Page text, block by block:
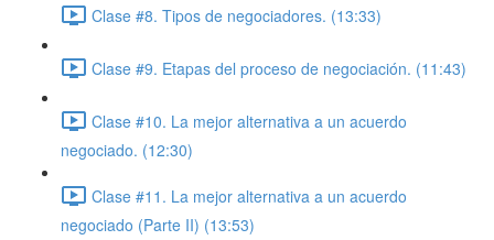
Clase #8. Tipos de negociadores. (13:33)
Clase #9. Etapas del proceso de negociación. (11:43)
Clase #10. La mejor alternativa a un acuerdo
negociado. (12:30)
Clase #11. La mejor alternativa a un acuerdo
negociado (Parte II) (13:53)